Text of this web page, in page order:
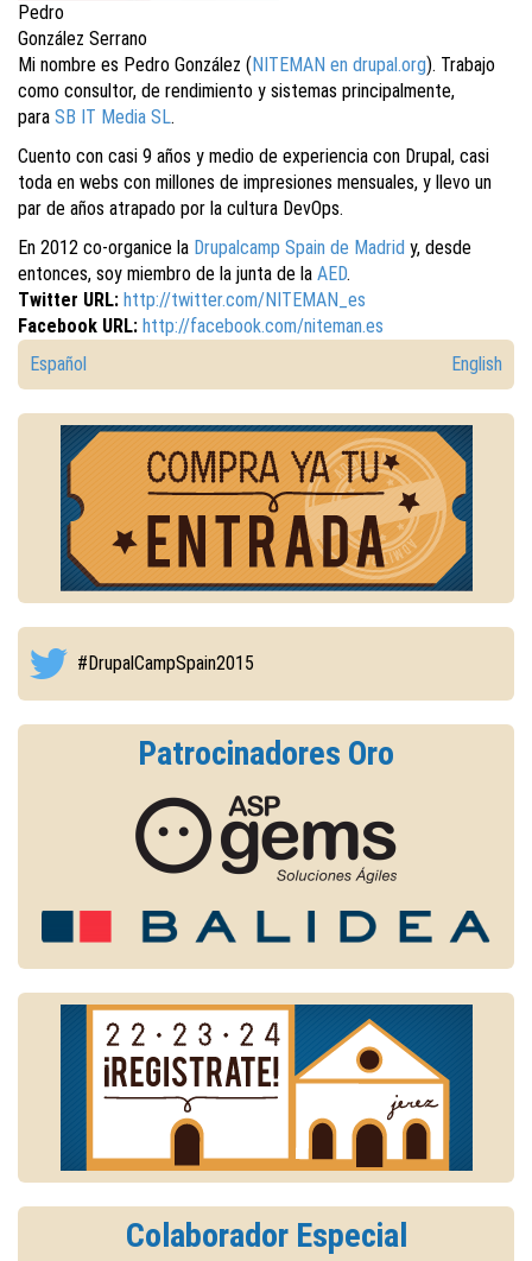
Pedro
González Serrano
Mi nombre es Pedro González (NITEMAN en drupal.org). Trabajo
como consultor, de rendimiento y sistemas principalmente,
para SB IT Media SL.
Cuento con casi 9 años y medio de experiencia con Drupal, casi
toda en webs con millones de impresiones mensuales, y llevo un
par de años atrapado por la cultura DevOps.
En 2012 co-organice la Drupalcamp Spain de Madrid y, desde
entonces, soy miembro de la junta de la AED.
Twitter URL: http://twitter.com/NITEMAN_es
Facebook URL: http://facebook.com/niteman.es
English
Español
#DrupalCampSpain2015
Patrocinadores Oro
Colaborador Especial